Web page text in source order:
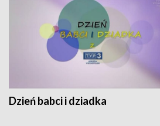
Dzień babci i dziadka